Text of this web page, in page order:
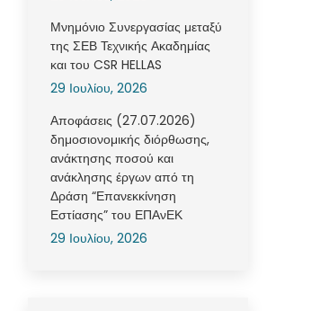
Μνημόνιο Συνεργασίας μεταξύ
της ΣΕΒ Τεχνικής Ακαδημίας
και του CSR HELLAS
29 Ιουλίου, 2026
Αποφάσεις (27.07.2026)
δημοσιονομικής διόρθωσης,
ανάκτησης ποσού και
ανάκλησης έργων από τη
Δράση “Επανεκκίνηση
Εστίασης” του ΕΠΑνΕΚ
29 Ιουλίου, 2026